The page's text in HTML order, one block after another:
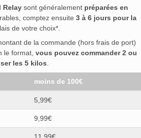
Relay sont généralement préparées en
comptez ensuite 3 à 6 jours pour la
de votre choix*.
de la commande (hors frais de port)
le format, vous pouvez commander 2 ou
les 5 kilos
moins de 100€
5,99€
9,99€
11,99€